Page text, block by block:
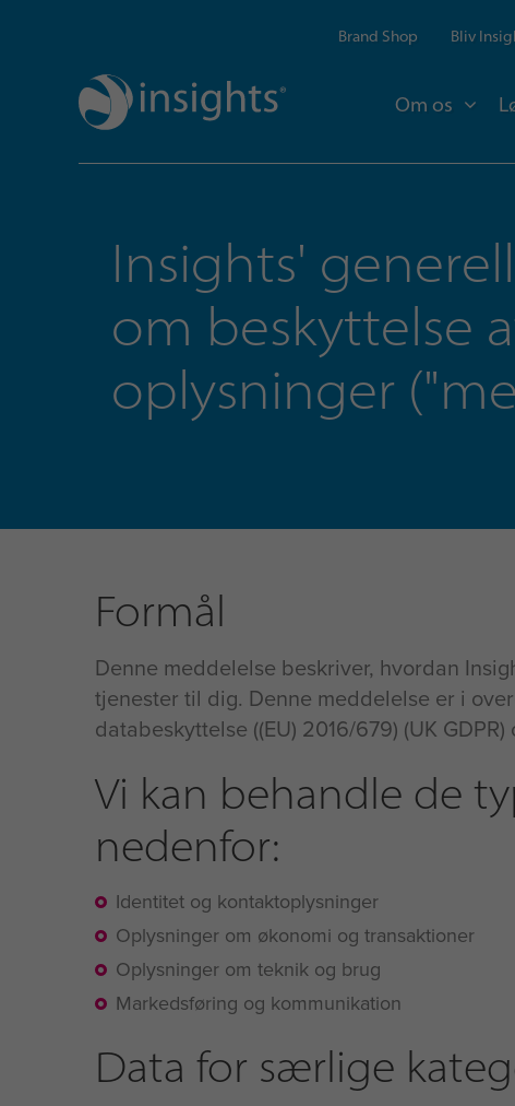
Brand Shop Bliv
Om os
Insights'
om beskyttelse
oplysninger
Formål
Denne meddelelse beskriver, hvordan
tjenester til dig. Denne meddelelse er i
databeskyttelse ((EU) 2016/679) (UK
Vi kan behandle de
nedenfor:
Identitet og kontaktoplysninger
Oplysninger om økonomi og transaktioner
Oplysninger om teknik og brug
Markedsføring og kommunikation
Data for særlige